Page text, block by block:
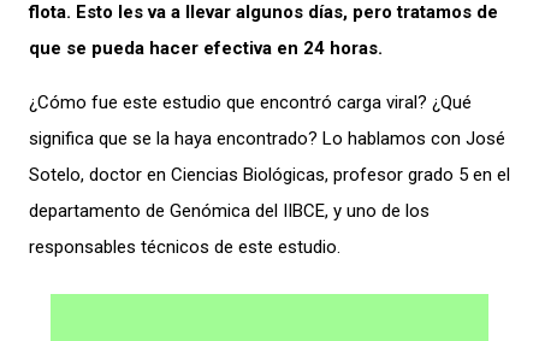
flota. Esto les va a llevar algunos días, pero tratamos de
que se pueda hacer efectiva en 24 horas.
¿Cómo fue este estudio que encontró carga viral? ¿Qué
significa que se la haya encontrado? Lo hablamos con José
Sotelo, doctor en Ciencias Biológicas, profesor grado 5 en el
departamento de Genómica del IIBCE, y uno de los
responsables técnicos de este estudio.